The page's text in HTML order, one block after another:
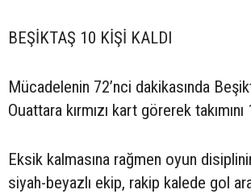
BEŞİKTAŞ 10 KİŞİ KALDI
Mücadelenin 72’nci dakikasında
Ouattara kırmızı kart görerek takımını
Eksik kalmasına rağmen oyun
siyah-beyazlı ekip, rakip kalede gol